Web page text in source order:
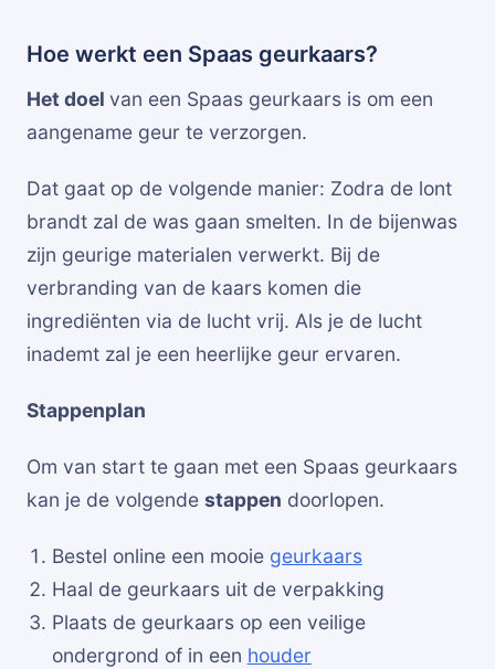
Hoe werkt een Spaas geurkaars?
Het doel van een Spaas geurkaars is om een
aangename geur te verzorgen.
Dat gaat op de volgende manier: Zodra de lont
brandt zal de was gaan smelten. In de bijenwas
zijn geurige materialen verwerkt. Bij de
verbranding van de kaars komen die
ingrediënten via de lucht vrij. Als je de lucht
inademt zal je een heerlijke geur ervaren.
Stappenplan
Om van start te gaan met een Spaas geurkaars
kan je de volgende stappen doorlopen.
Bestel online een mooie geurkaars
Haal de geurkaars uit de verpakking
Plaats de geurkaars op een veilige
ondergrond of in een houder